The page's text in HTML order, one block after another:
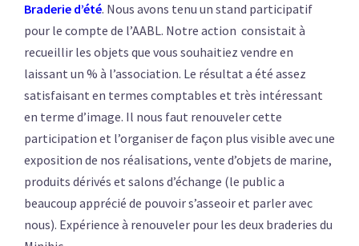
Braderie d’été. Nous avons tenu un stand participatif
pour le compte de l’AABL. Notre action consistait à
recueillir les objets que vous souhaitiez vendre en
laissant un % à l’association. Le résultat a été assez
satisfaisant en termes comptables et très intéressant
en terme d’image. Il nous faut renouveler cette
participation et l’organiser de façon plus visible avec une
exposition de nos réalisations, vente d’objets de marine,
produits dérivés et salons d’échange (le public a
beaucoup apprécié de pouvoir s’asseoir et parler avec
nous). Expérience à renouveler pour les deux braderies du